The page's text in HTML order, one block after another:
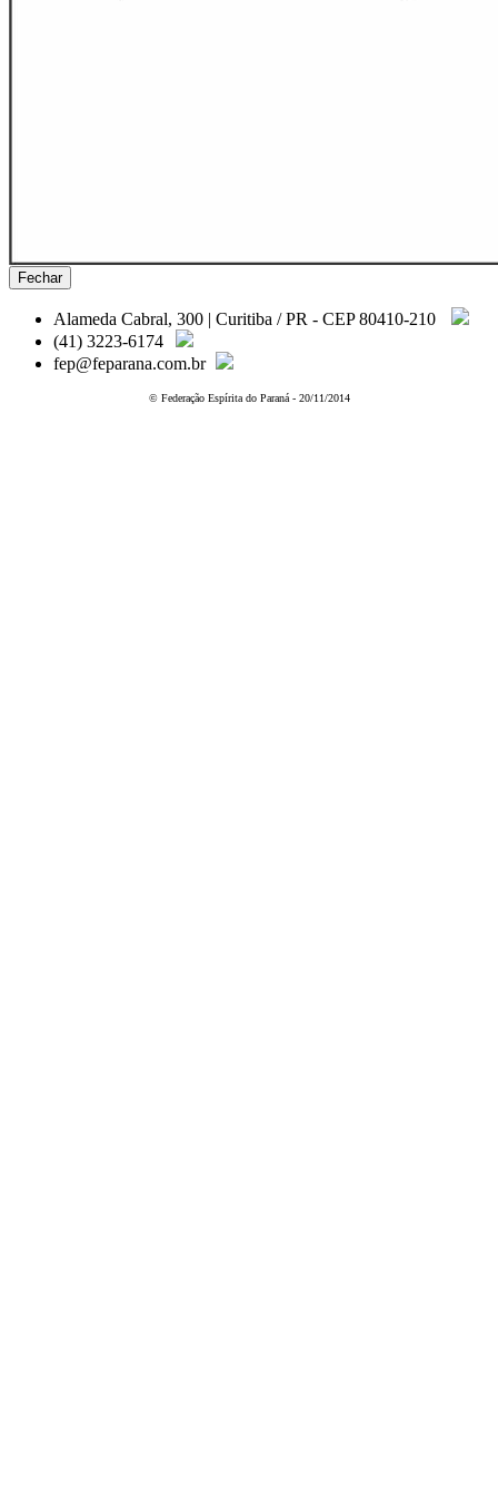
Fechar
Alameda Cabral, 300 | Curitiba / PR - CEP 80410-210
(41) 3223-6174
fep@feparana.com.br
© Federação Espírita do Paraná - 20/11/2014